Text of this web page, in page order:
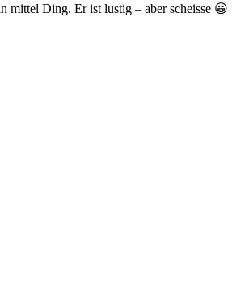
mittel Ding. Er ist lustig – aber scheisse